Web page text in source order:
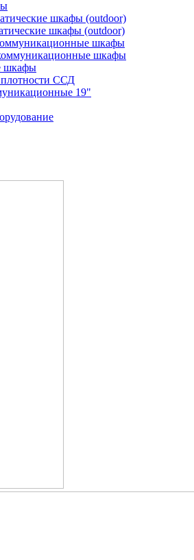
шкафы (outdoor)
шкафы (outdoor)
шкафы
шкафы
шкафы
ССД
19"